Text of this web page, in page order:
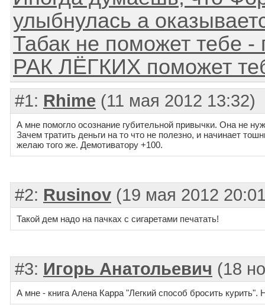
улыбнулась а
Табак не поможет тебе -
РАК ЛЁГКИХ поможет
#1: Rhime (11 мая 2012 13:32)
А мне помогло осознание губительной привычки. Она не
Зачем тратить деньги на то что не полезно, и начинает
желаю того же. Демотиватору +100.
#2: Rusinov (19 мая 2012
Такой дем надо на пачках с сигаретами печатать!
#3: Игорь Анатольевич (18
А мне - книга Алена Карра "Легкий способ бросить курить".